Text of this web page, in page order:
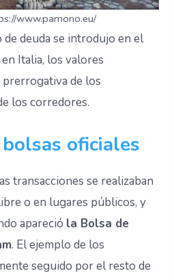
www.pamono.eu/
de deuda se introdujo en el
Italia, los valores
de los
los corredores.
oficiales
transacciones se realizaban
o en lugares públicos, y
apareció la Bolsa de
. El ejemplo de los
seguido por el resto de